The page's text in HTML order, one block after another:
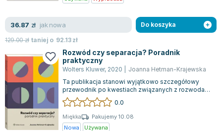
36.87 zł jak nowa
129.00zł taniej o 92.13zł
Do koszyka
Rozwód czy separacja? Poradnik
praktyczny
Wolters Kluwer, 2020
Joanna Hetman-Krajewska
Ta publikacja stanowi wyjątkowo szczegółowy
przewodnik po kwestiach związanych z rozwodami
i separacjami, dostępny na rynku wydawn...
0.0
Miękka
Pakujemy 10.08
Nowa
Używana